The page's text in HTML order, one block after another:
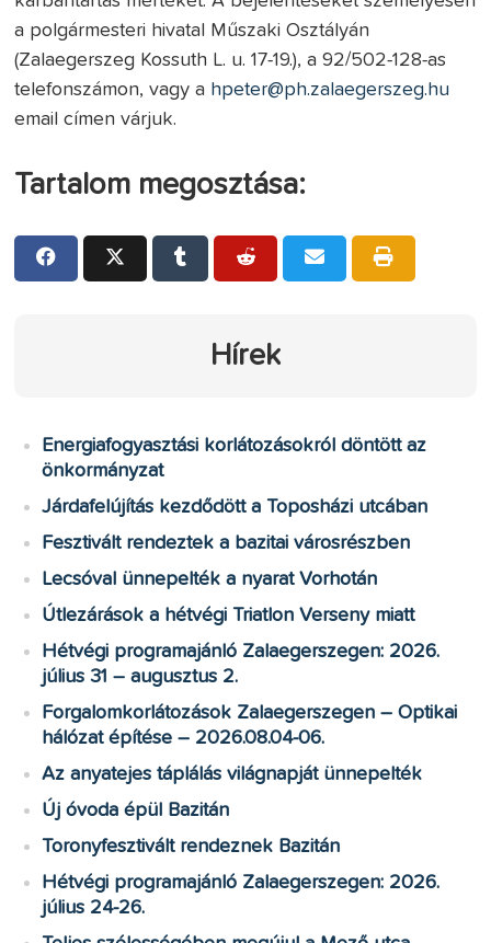
a polgármesteri hivatal Műszaki Osztályán
(Zalaegerszeg Kossuth L. u. 17-19.), a 92/502-128-as
telefonszámon, vagy a hpeter@ph.zalaegerszeg.hu
email címen várjuk.
Tartalom megosztása:
Hírek
Energiafogyasztási korlátozásokról döntött az
önkormányzat
Járdafelújítás kezdődött a Toposházi utcában
Fesztivált rendeztek a bazitai városrészben
Lecsóval ünnepelték a nyarat Vorhotán
Útlezárások a hétvégi Triatlon Verseny miatt
Hétvégi programajánló Zalaegerszegen: 2026.
július 31 – augusztus 2.
Forgalomkorlátozások Zalaegerszegen – Optikai
hálózat építése – 2026.08.04-06.
Az anyatejes táplálás világnapját ünnepelték
Új óvoda épül Bazitán
Toronyfesztivált rendeznek Bazitán
Hétvégi programajánló Zalaegerszegen: 2026.
július 24-26.